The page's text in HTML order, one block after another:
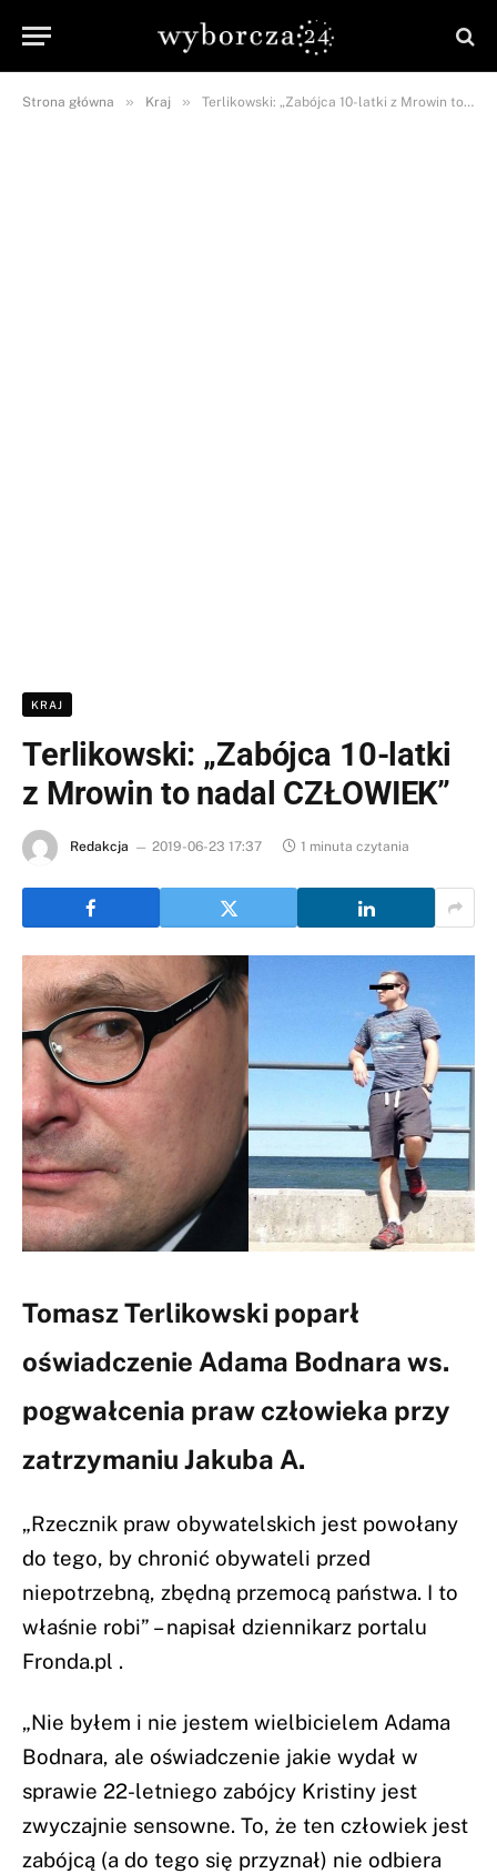
Strona główna » Kraj » Terlikowski: „Zabójca 10-latki z Mrowin to nadal CZŁOWIEK”
KRAJ
Terlikowski: „Zabójca 10-latki
z Mrowin to nadal CZŁOWIEK”
Redakcja 2019-06-23 17:37 1 minuta czytania
Tomasz Terlikowski poparł
oświadczenie Adama Bodnara ws.
pogwałcenia praw człowieka przy
zatrzymaniu Jakuba A.
„Rzecznik praw obywatelskich jest powołany
do tego, by chronić obywateli przed
niepotrzebną, zbędną przemocą państwa. I to
właśnie robi” – napisał dziennikarz portalu
Fronda.pl .
„Nie byłem i nie jestem wielbicielem Adama
Bodnara, ale oświadczenie jakie wydał w
sprawie 22-letniego zabójcy Kristiny jest
zwyczajnie sensowne. To, że ten człowiek jest
zabójcą (a do tego się przyznał) nie odbiera